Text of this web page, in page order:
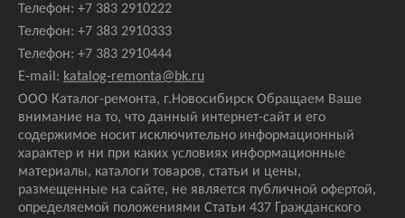
Телефон: +7 383 2910222
Телефон: +7 383 2910333
Телефон: +7 383 2910444
E-mail: katalog-remonta@bk.ru
ООО Каталог-ремонта, г.Новосибирск Обращаем Ваше
внимание на то, что данный интернет-сайт и его
содержимое носит исключительно информационный
характер и ни при каких условиях информационные
материалы, каталоги товаров, статьи и цены,
размещенные на сайте, не является публичной офертой,
определяемой положениями Статьи 437 Гражданского